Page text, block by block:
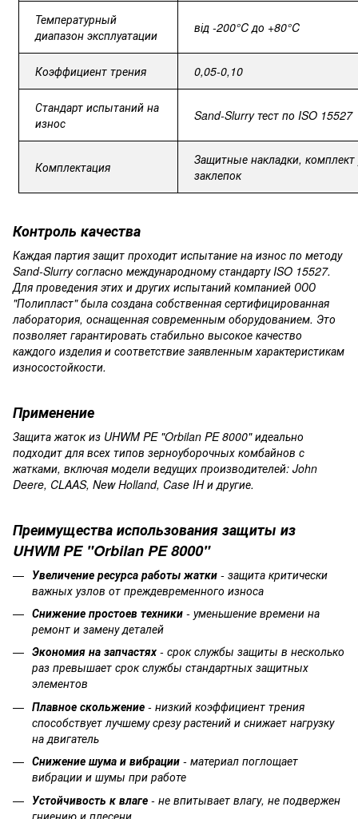
Температурный
диапазон эксплуатации
від -200°C до +80°C
Коэффициенттрения 0,05-0,10
Стандартиспытанийна
износ
Sand-Slurryтестпо ISO 15527
Комплектация Защитныенакладки,комплект
заклепок
Контроль качества
Каждая партия защит проходит испытание на износ по методу
Sand-Slurry согласно международному стандарту ISO 15527.
Для проведения этих и других испытаний компанией ООО
"Полипласт" была создана собственная сертифицированная
лаборатория, оснащенная современным оборудованием. Это
позволяет гарантировать стабильно высокое качество
каждого изделия и соответствие заявленным характеристикам
износостойкости.
Применение
Защита жаток из UHWM PE "Orbilan PE 8000" идеально
подходит для всех типов зерноуборочных комбайнов с
жатками, включая модели ведущих производителей: John
Deere, CLAAS, New Holland, Case IH и другие.
Преимуществаиспользованиязащиты из
UHWM PE "Orbilan PE 8000"
Увеличение ресурса работы жатки - защита критически
важных узлов от преждевременного износа
Снижение простоев техники - уменьшение времени на
ремонт и замену деталей
Экономия на запчастях - срок службы защиты в несколько
раз превышает срок службы стандартных защитных
элементов
Плавное скольжение - низкий коэффициент трения
способствует лучшему срезу растений и снижает нагрузку
на двигатель
Снижение шума и вибрации - материал поглощает
вибрации и шумы при работе
Устойчивость к влаге - не впитывает влагу, не подвержен
гниению и плесени